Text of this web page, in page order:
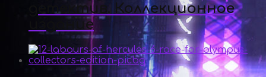
детектив. Коллекционное
издание